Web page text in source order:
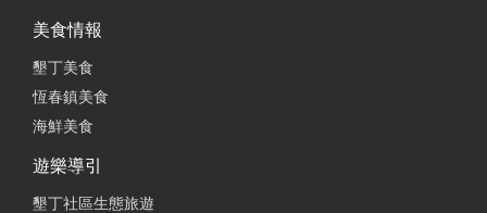
美食情報
墾丁美食
恆春鎮美食
海鮮美食
遊樂導引
墾丁社區生態旅遊